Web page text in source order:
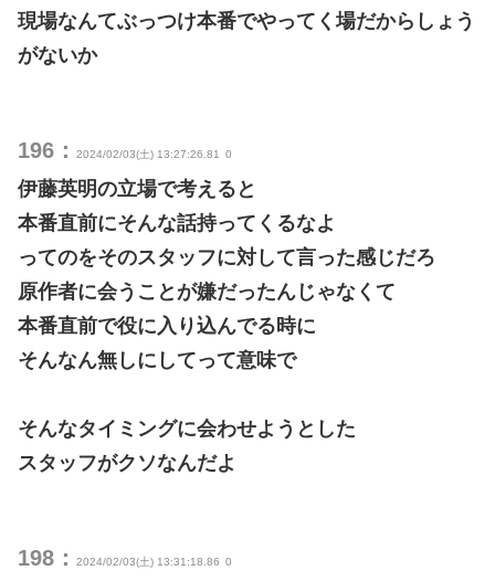
現場なんてぶっつけ本番でやってく場だからしょう
がないか
196： 2024/02/03(土) 13:27:26.81 0
伊藤英明の立場で考えると
本番直前にそんな話持ってくるなよ
ってのをそのスタッフに対して言った感じだろ
原作者に会うことが嫌だったんじゃなくて
本番直前で役に入り込んでる時に
そんなん無しにしてって意味で
そんなタイミングに会わせようとした
スタッフがクソなんだよ
198： 2024/02/03(土) 13:31:18.86 0